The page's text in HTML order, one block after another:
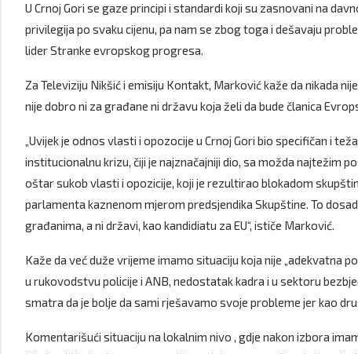
U Crnoj Gori se gaze principi i standardi koji su zasnovani na
privilegija po svaku cijenu, pa nam se zbog toga i dešavaju
lider Stranke evropskog progresa.
Za Televiziju Nikšić i emisiju Kontakt, Marković kaže da nikada
nije dobro ni za građane ni državu koja želi da bude članica
„Uvijek je odnos vlasti i opozocije u Crnoj Gori bio specifičan i
institucionalnu krizu, čiji je najznačajniji dio, sa možda najtežim
oštar sukob vlasti i opozicije, koji je rezultirao blokadom
parlamenta kaznenom mjerom predsjendika Skupštine. To
građanima, a ni državi, kao kandidiatu za EU“, ističe Marković.
Kaže da već duže vrijeme imamo situaciju koja nije
u rukovodstvu policije i ANB, nedostatak kadra i u sektoru
smatra da je bolje da sami rješavamo svoje probleme jer kao
Komentarišući situaciju na lokalnim nivo , gdje nakon izbora